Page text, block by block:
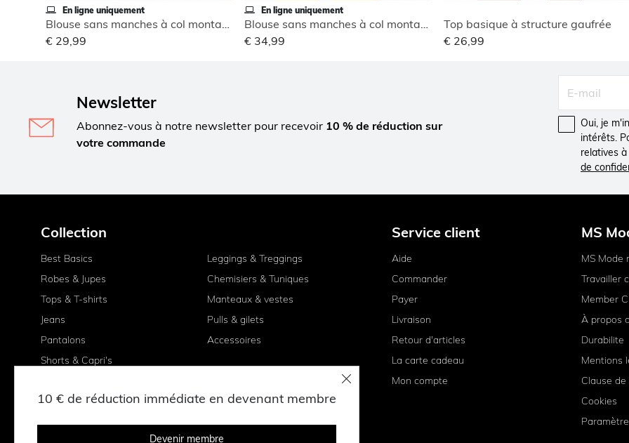
En ligne uniquement
Blouse sans manches à col montant
€ 29,99
En ligne uniquement
Blouse sans manches à col montant
€ 34,99
Top basique à structure gaufrée
€ 26,99
Newsletter
Abonnez-vous à notre newsletter pour recevoir 10 % de réduction sur
votre commande
Oui, je
intérêts.
relatives
de
Collection
Best Basics
Robes & Jupes
Tops & T-shirts
Jeans
Pantalons
Shorts & Capri's
Leggings & Treggings
Chemisiers & Tuniques
Manteaux & vestes
Pulls & gilets
Accessoires
Service client
Aide
Commander
Payer
Livraison
Retour d'articles
La carte cadeau
Mon compte
MS
MS Mode
Travailler
Member
À propos
Durabilite
Mentions
Clause
Cookies
10 € de réduction immédiate en devenant membre
Devenir membre